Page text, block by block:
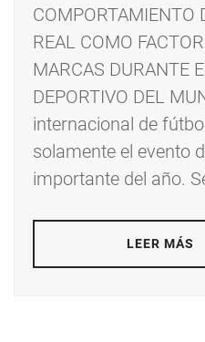
COMPORTAMIENTO
REAL COMO
MARCAS DURANTE
DEPORTIVO DEL
internacional de
solamente el evento
importante del año.
LEER MÁS